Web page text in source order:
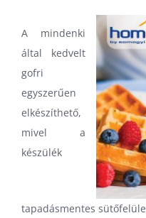
A mindenki
által kedvelt
gofri
egyszerűen
elkészíthető,
mivel a
készülék
tapadásmentes